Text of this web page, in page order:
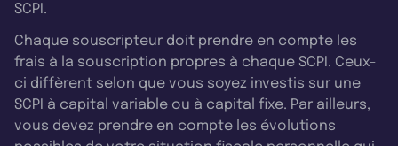
SCPI.
Chaque souscripteur doit prendre en compte les
frais à la souscription propres à chaque SCPI. Ceux-
ci diffèrent selon que vous soyez investis sur une
SCPI à capital variable ou à capital fixe. Par ailleurs,
vous devez prendre en compte les évolutions